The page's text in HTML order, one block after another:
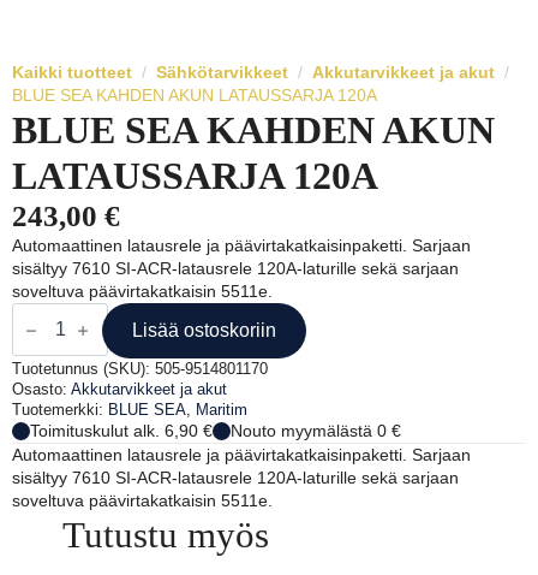
Kaikki tuotteet Sähkötarvikkeet
Akkutarvikkeet ja akut
BLUE SEA KAHDEN AKUN LATAUSSARJA 120A
BLUE SEA KAHDEN AKUN
LATAUSSARJA 120A
243,00 €
Automaattinen latausrele ja päävirtakatkaisinpaketti. Sarjaan
sisältyy 7610 SI-ACR-latausrele 120A-laturille sekä sarjaan
soveltuva päävirtakatkaisin 5511e.
BLUE
SEA
KAHDEN
AKUN
LATAUSSARJA
120A
määrä
Lisää ostoskoriin
Tuotetunnus (SKU): 505-9514801170
Osasto: Akkutarvikkeet ja akut
Tuotemerkki: BLUE SEA, Maritim
Toimituskulut alk. 6,90 €
Nouto myymälästä 0 €
Automaattinen latausrele ja päävirtakatkaisinpaketti. Sarjaan
sisältyy 7610 SI-ACR-latausrele 120A-laturille sekä sarjaan
soveltuva päävirtakatkaisin 5511e.
Tutustu myös